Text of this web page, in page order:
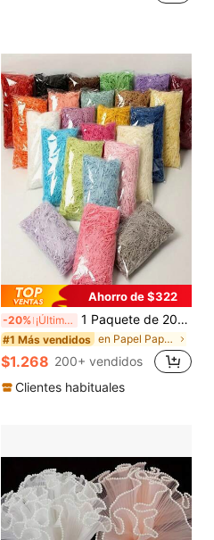
Ahorro de $322
-20% ¡Últimos 3 días 1 Paquete de 20g de tiras de papel rafia arrugado de colores, adecuado para relleno de cajas de regalo DIY, embalaje, boda, regalo de San Valentín, regalo de Pascua, decoración de fiesta de cumpleaños
#1 Más vendidos en Papel Papel De Seda Triturado
$1.268 200+ vendidos
Clientes habituales